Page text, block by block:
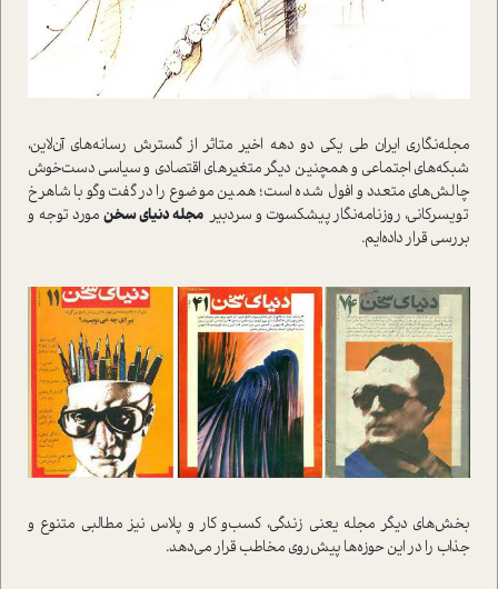
مجله‌نگاري ايران طي يکي دو دهه اخير متاثر از گسترش رسانه‌هاي آن‌لاين،
شبکه‌هاي اجتماعي و همچنين ديگر متغير‌هاي اقتصادي و سياسي دست‌خوش
چالش‌هاي متعدد و افول شده است؛ همين موضوع را در گفت‌وگو با شاهرخ
تويسرکاني، روزنامه‌نگار پيشکسوت و سردبيرمجله دنياي سخن مورد توجه و
بررسي قرار داده‌ايم.
بخش‌هاي ديگر مجله يعني زندگي، کسب‌و کار و پلاس نيز مطالبي متنوع و
جذاب را در اين حوزه‌ها پيش‌روي مخاطب قرار مي‌دهد.